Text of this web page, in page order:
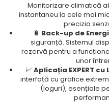
Monitorizare climatică
instantaneu la cele mai
precizia
🔋 Back-up de
siguranță. Sistemul
rezervă pentru a
unor
📈 Aplicația EXPERT
interfață cu grafice
(loguri), esențiale